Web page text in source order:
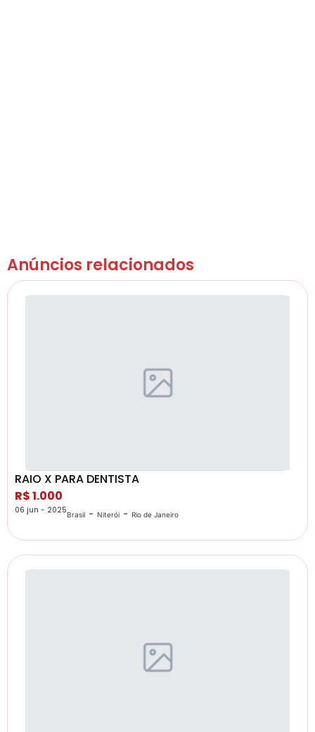
Anúncios relacionados
RAIO X PARA DENTISTA
R$ 1.000
06 jun - 2025Brasil - Niterói - Rio de Janeiro